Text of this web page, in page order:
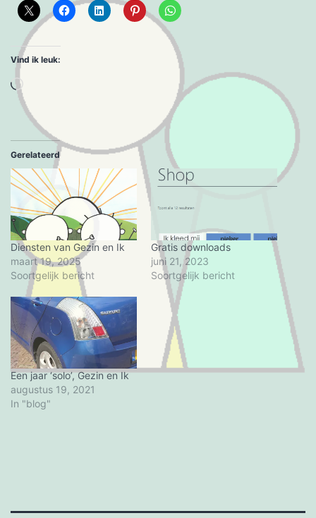
Vind ik leuk:
het
laden...
Gerelateerd
Diensten van Gezin en Ik
maart 19, 2025
Soortgelijk bericht
Gratis downloads
juni 21, 2023
Soortgelijk bericht
Een jaar ‘solo’, Gezin en Ik
augustus 19, 2021
In "blog"